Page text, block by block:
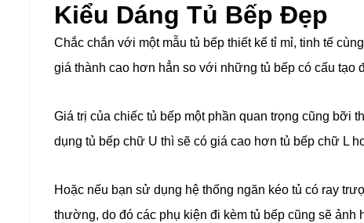
Kiểu Dáng Tủ Bếp Đẹp
Chắc chắn với một mẫu tủ bếp thiết kế tỉ mỉ, tinh tế
giá thành cao hơn hẳn so với những tủ bếp có cấu tạo
Giá trị của chiếc tủ bếp một phần quan trọng cũng bỡi
dụng tủ bếp chữ U thì sẽ có giá cao hơn tủ bếp chữ L
Hoặc nếu bạn sử dụng hệ thống ngăn kéo tủ có ray
thường, do đó các phụ kiện đi kèm tủ bếp cũng sẽ